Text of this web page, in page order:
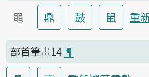
黽 鼎 鼓 鼠 重
部首筆畫14 ¶